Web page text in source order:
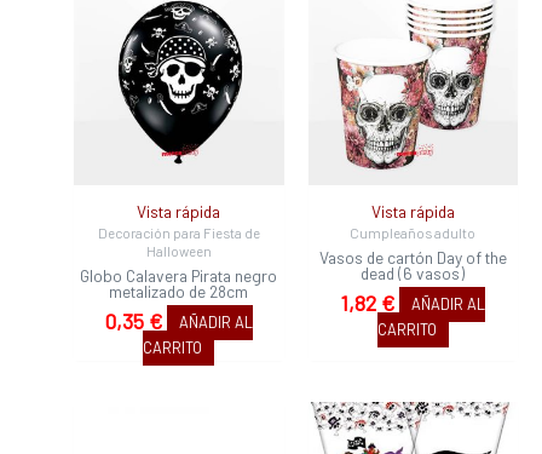
Vista rápida
Decoración para Fiesta de
Halloween
Globo Calavera Pirata negro
metalizado de 28cm
0,35 €
AÑADIR AL
CARRITO
Vista rápida
Cumpleaños adulto
Vasos de cartón Day of the
dead (6 vasos)
1,82 €
AÑADIR AL
CARRITO